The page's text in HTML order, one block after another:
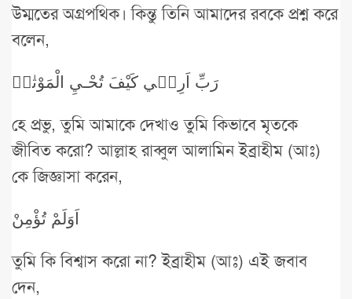
উম্মতের অগ্রপথিক। কিন্তু তিনি আমাদের রবকে প্রশ্ন করে
বলেন,
رَبِّ اَرِن۪ي كَيْفَ تُحْـيِ الْمَوْتٰىۜ
হে প্রভু, তুমি আমাকে দেখাও তুমি কিভাবে মৃতকে
জীবিত করো? আল্লাহ রাব্বুল আলামিন ইব্রাহীম (আঃ)
কে জিজ্ঞাসা করেন,
اَوَلَمْ تُؤْمِنْ
তুমি কি বিশ্বাস করো না? ইব্রাহীম (আঃ) এই জবাব
দেন,